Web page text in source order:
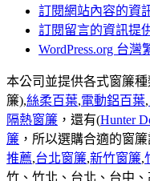
訂閱網站內容的資
訂閱留言的資訊提
WordPress.org 台灣
本公司並提供各式窗簾種
簾),絲柔百葉,電動鋁百葉,
隔熱窗簾 ，還有(Hunter
簾 ，所以選購合適的窗簾
推薦,台北窗簾,新竹窗簾,
竹、竹北、台北、台中